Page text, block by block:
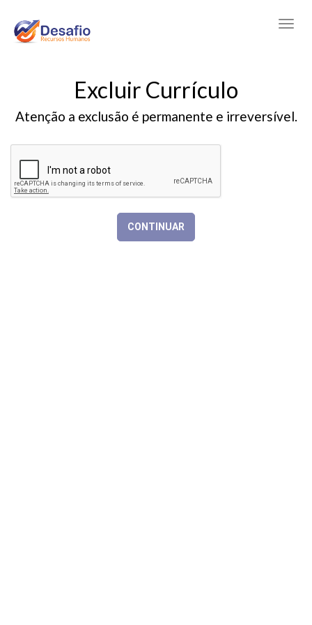
Excluir Currículo
Atenção a exclusão é permanente e irreversível.